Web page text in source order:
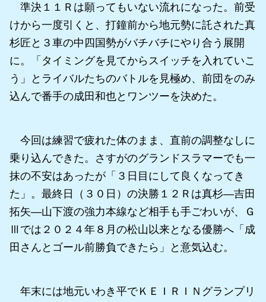
準決１１Ｒは願ってもいない流れになった。前受
けから一度引くと、打鐘前から地元勢に託された真
杉匠と３車の中四国勢がバチバチにやり合う展開
に。「タイミングを見てからスイッチを入れていこ
う」とライバルたちのバトルを見極め、前団をのみ
込んで番手の成田和也とワンツーを決めた。
今回は練習で疲れた体のまま、直前の調整なしに
乗り込んできた。さすがのグランドスラマーでも一
抹の不安はあったが「３日目にして良くなってき
た」。最終日（３０日）の決勝１２Ｒは真杉―吉田
拓矢―山下渡の強力本線など相手も手ごわいが、Ｇ
Ⅲでは２０２４年８月の松山以来となる優勝へ「成
田さんとゴール前勝負できたら」と意気込む。
年末には地元いわき平でＫＥＩＲＩＮグランプリ